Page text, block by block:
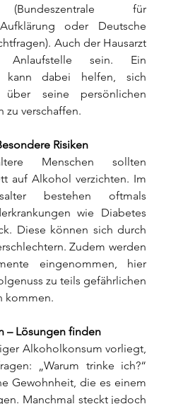
(Bundeszentrale für
oder Deutsche
Auch der Hausarzt
sein. Ein
kann dabei helfen, sich
seine persönlichen
zu verschaffen.
Risiken
Menschen sollten
auf Alkohol verzichten. Im
bestehen oftmals
wie Diabetes
Diese können sich durch
Zudem werden
eingenommen, hier
zu teils gefährlichen
kommen.
– Lösungen finden
Alkoholkonsum vorliegt,
„Warum trinke ich?“
Gewohnheit, die es einem
Manchmal steckt jedoch